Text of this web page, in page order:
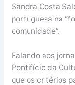
Sandra Costa
portuguesa na
comunidade”.
Falando aos
Pontifício da
que os critérios